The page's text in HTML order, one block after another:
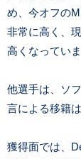
め、今オフの
非常に高く、
高くなっていま
他選手は、ソ
言による移籍
獲得面では、